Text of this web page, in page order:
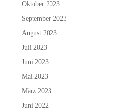
Oktober 2023
September 2023
August 2023
Juli 2023
Juni 2023
Mai 2023
März 2023
Juni 2022